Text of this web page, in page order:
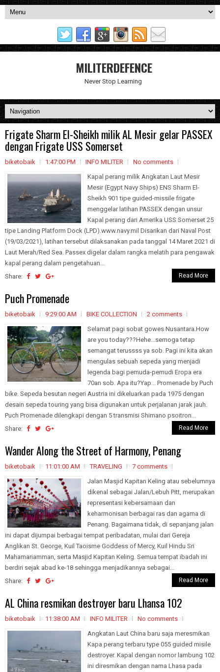
MILITERDEFENCE
Never Stop Learning
Frigate Sharm El-Sheikh milik AL Mesir gelar PASSEX
dengan Frigate USS Somerset
biketobaik 1:47:00 PM INFO MILITER
No comments
Kapal perang milik Angkatan Laut Mesir
Mesir (Egypt Navy Ships) ENS Sharm El-
Sheikh 901 tipe guided-missile frigate
menggelar latihan PASSEX dengan unsur
Kapal perang dari Amerika USS Somerset 25
tipe Landing Platform Dock (LPD).www.navy.mil Disarikan dari Naval Post
(19/03/2021), latihan tersebut dilaksanakan pada tanggal 14 Maret 2021 di
Laut Merah/Red Sea. Passex digelar dalam rangka melatih para pengawak
kapal perang dalam pengetahuan...
Share:
Read More
Puch Promenade
biketobaik 9:29:00 AM BIKE COLLECTION
2 comments
Selamat pagi sobat gowes Nusantara.How
are you today???Hehe...semoga tetap
semangat terussss ya sob. Pagi ini kita akan
mengulas sebuah sepeda yang menjadi
legenda bagi pemuda-pemudi Eropa era
70an sob. Apa itu?Yap... Promenade by Puch
bike. Sepeda besutan negeri Austria ini dikeluarkan pada 1975 dengan
desain sepeda touring yang bisa digunakan untuk perjalanan jarak jauh.
Puch Promenade dilengkapi dengan 5 transmisi Shimano psoitron...
Share:
Read More
Wander Along the Street of Harmony, Penang
biketobaik 11:01:00 AM TRAVELING
7 comments
Jalan Masjid Kapitan Keling atau sebelumnya
dikenal sebagai Jalan/Lebuh Pitt, merupakan
representasi kebersamaan dan
keharmonisan berbagai ras dan agama di
Penang. Bagaimana tidak, di sepanjang jalan
ini dapat dijumpai berbagai tempat peribadatan, mulai dari Gereja
Anglikan St. George, Kuil Taoisme Goddess of Mercy, Kuil Hindu Sri
Mahamariamman, serta Masjid Kapitan Keling. Semua tempat ibadah ini
berdiri sejak abad ke-18 sehingga menjadikannya sebagai...
Share:
Read More
AL China resmikan destroyer baru Lhansa 102
biketobaik 11:38:00 AM INFO MILITER
No comments
Angkatan Laut China baru saja meresmikan
Kapa perang terbaru type 055 guided misile
destroyer. Kapal dengan nomor lambung 102
ini diresmikan dengan nama Lhasa pada